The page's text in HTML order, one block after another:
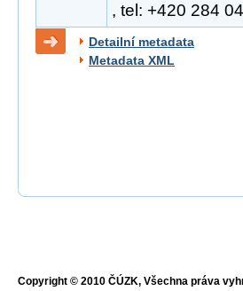
, tel: +420 284
Detailní metadata
Metadata XML
Copyright © 2010 ČÚZK, Všechna práva